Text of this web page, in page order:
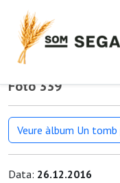
Foto 339
Veure àlbum Un
Data: 26.12.2016